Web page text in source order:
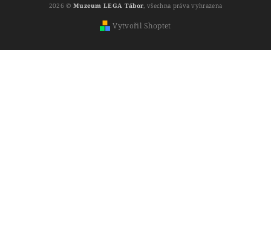
2026 © Muzeum LEGA Tábor , všechna práva vyhrazena
Vytvořil Shoptet